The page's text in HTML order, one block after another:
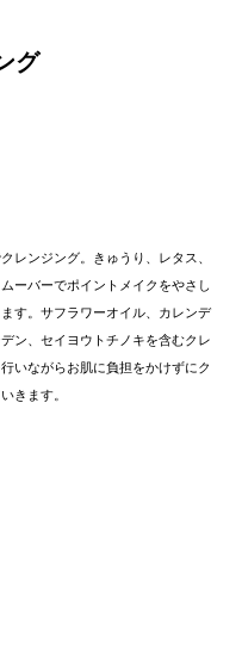
グ
レンジング。きゅうり、レタス、
ーバーでポイントメイクをやさし
す。サフラワーオイル、カレンデ
ン、セイヨウトチノキを含むクレ
いながらお肌に負担をかけずにク
きます。